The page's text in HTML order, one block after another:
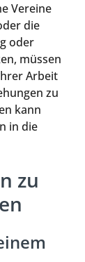
Vereine
die
oder
müssen
Arbeit
zu
kann
in die
zu